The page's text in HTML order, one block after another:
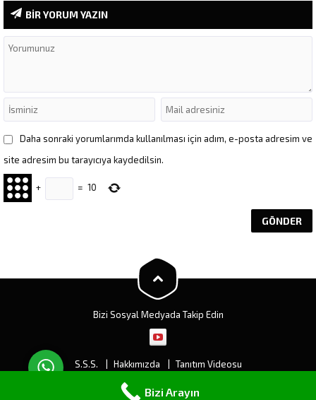
BİR YORUM YAZIN
Daha sonraki yorumlarımda kullanılması için adım, e-posta adresim ve
site adresim bu tarayıcıya kaydedilsin.
+ = 10
Bizi Sosyal Medyada Takip Edin
S.S.S. Hakkımızda Tanıtım Videosu
Ankara Çatı Tamiri ve Su Yalıtımı
Cevap Yaz
Bizi Arayın